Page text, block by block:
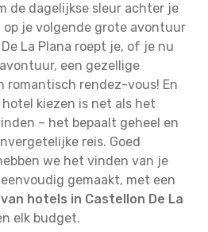
de dagelijkse sleur achter je
je volgende grote avontuur
La Plana roept je, of je nu
een gezellige
romantisch rendez-vous! En
kiezen is net als het
– het bepaalt geheel en
reis. Goed
we het vinden van je
gemaakt, met een
hotels in Castellon De La
elk budget.